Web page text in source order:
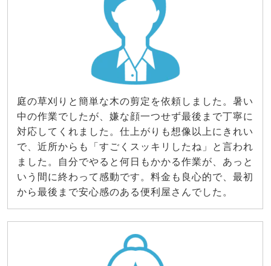
庭の草刈りと簡単な木の剪定を依頼しました。暑い
中の作業でしたが、嫌な顔一つせず最後まで丁寧に
対応してくれました。仕上がりも想像以上にきれい
で、近所からも「すごくスッキリしたね」と言われ
ました。自分でやると何日もかかる作業が、あっと
いう間に終わって感動です。料金も良心的で、最初
から最後まで安心感のある便利屋さんでした。